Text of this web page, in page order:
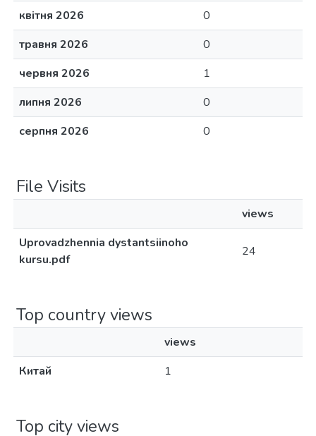
квітня 2026
0
травня 2026
0
червня 2026
1
липня 2026
0
серпня 2026
0
File Visits
views
Uprovadzhennia dystantsiinoho
kursu.pdf
24
Top country views
views
Китай
1
Top city views